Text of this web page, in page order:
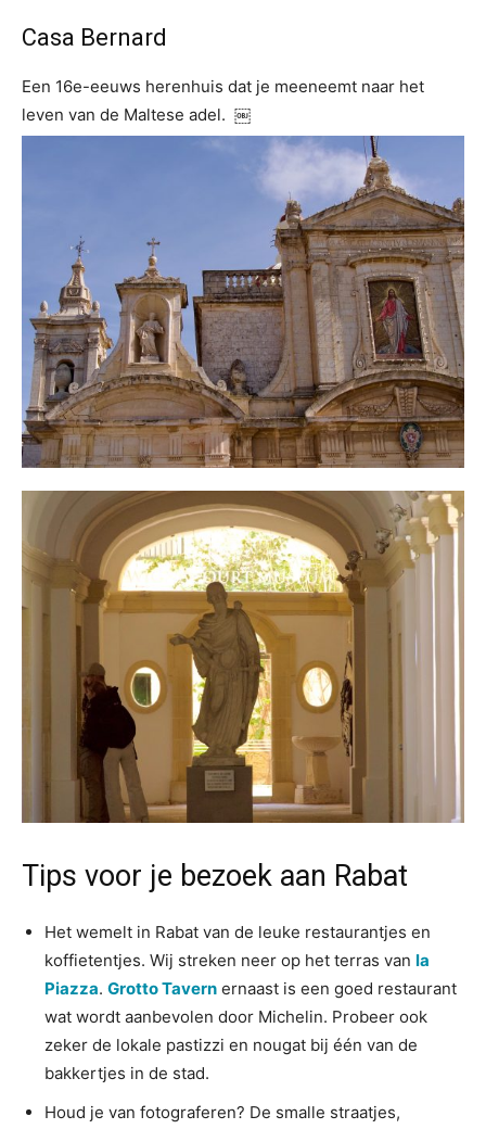
Casa Bernard
Een 16e-eeuws herenhuis dat je meeneemt naar het
leven van de Maltese adel. ￼
Tips voor je bezoek aan Rabat
Het wemelt in Rabat van de leuke restaurantjes en
koffietentjes. Wij streken neer op het terras van la
Piazza. Grotto Tavern ernaast is een goed restaurant
wat wordt aanbevolen door Michelin. Probeer ook
zeker de lokale pastizzi en nougat bij één van de
bakkertjes in de stad.
Houd je van fotograferen? De smalle straatjes,